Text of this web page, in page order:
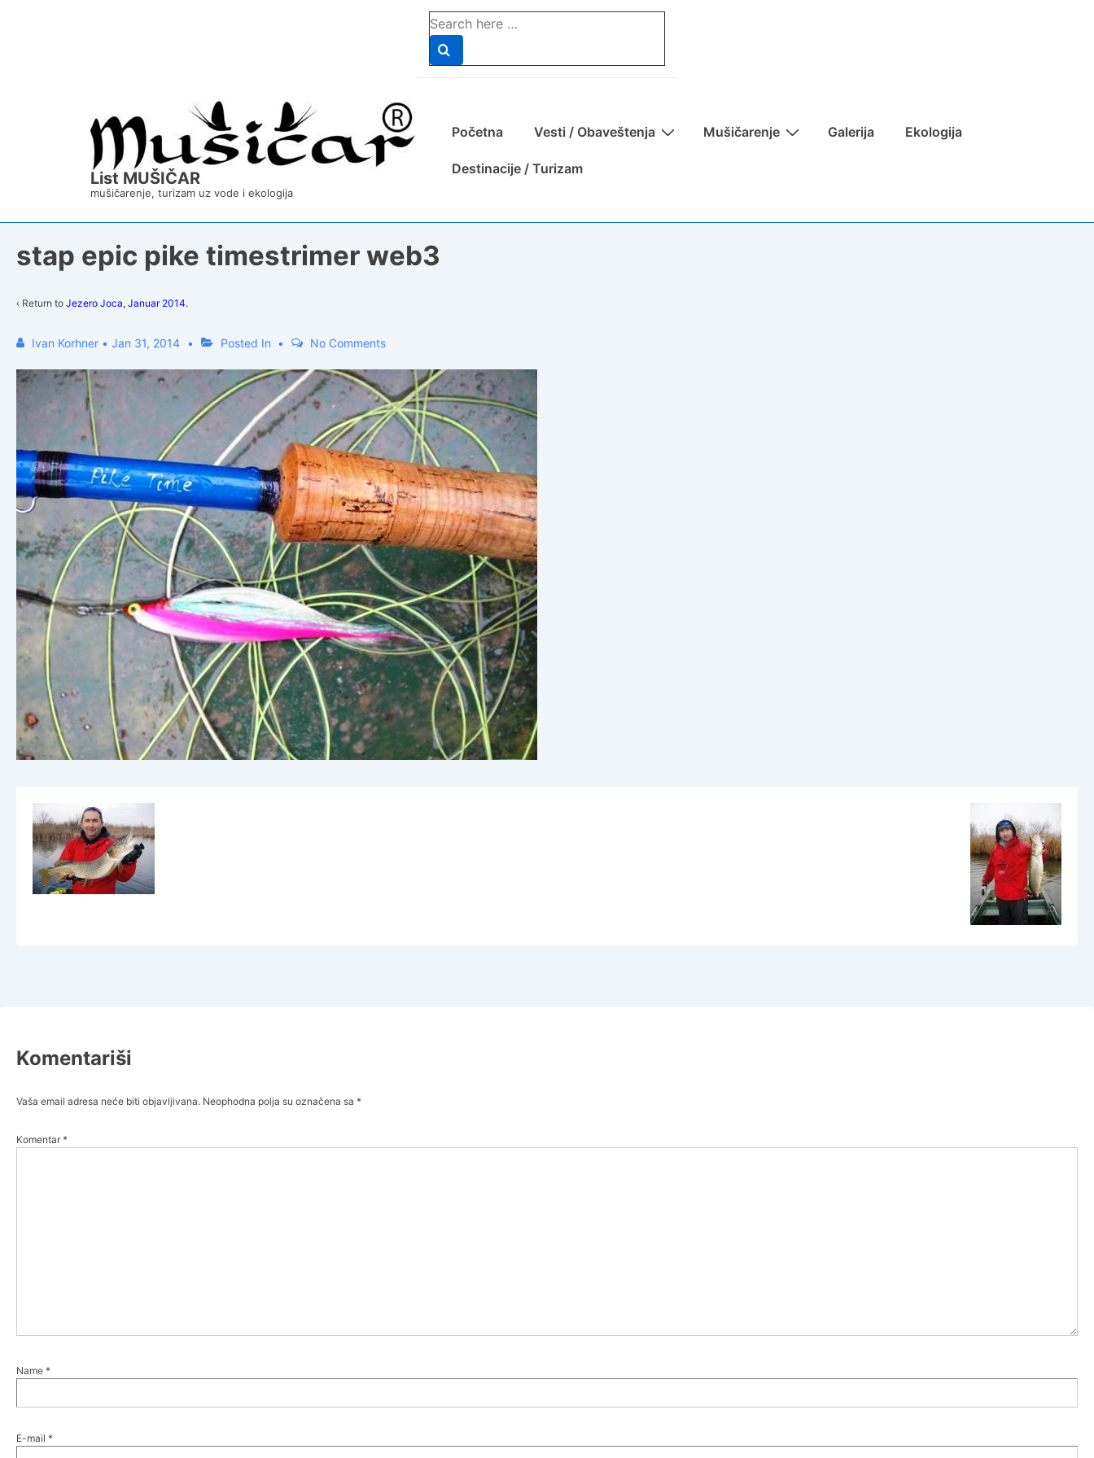
Search
for:
List MUŠIČAR
mušičarenje, turizam uz vode i ekologija
Navigation
Početna Vesti / Obaveštenja Mušičarenje Galerija Ekologija
Destinacije / Turizam
stap epic pike timestrimer web3
‹ Return to Jezero Joca, Januar 2014.
Ivan Korhner • Jan 31, 2014 Posted In No Comments
Komentariši
Vaša email adresa neće biti objavljivana. Neophodna polja su označena sa *
Komentar *
Name *
E-mail *